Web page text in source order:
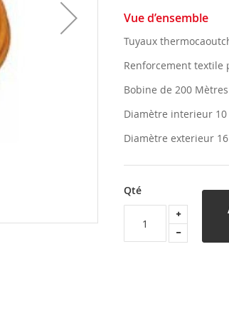
Vue d’ensemble
Tuyaux
Renforcement textile
Bobine de 200 Mètres
Diamètre interieur 10
Diamètre exterieur
Qté